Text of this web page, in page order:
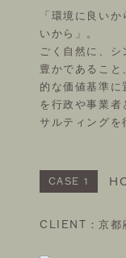
「環境に良い
いから」。
ごく自然に、シ
豊かであること
的な価値基準に
を行政や事業者
サルティングを
CASE 1
CLIENT：京都